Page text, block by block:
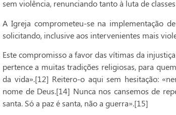
sem violência, renunciando tanto à luta de
A Igreja comprometeu-se na implementação
solicitando, inclusive aos intervenientes mais
Este compromisso a favor das vítimas da
pertence a muitas tradições religiosas, para
da vida».[12] Reitero-o aqui sem hesitação:
nome de Deus.[14] Nunca nos cansemos de
santa. Só a paz é santa, não a guerra».[15]